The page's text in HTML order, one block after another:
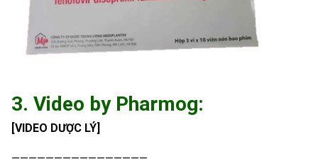
3. Video by Pharmog:
[VIDEO DƯỢC LÝ]
————————————————